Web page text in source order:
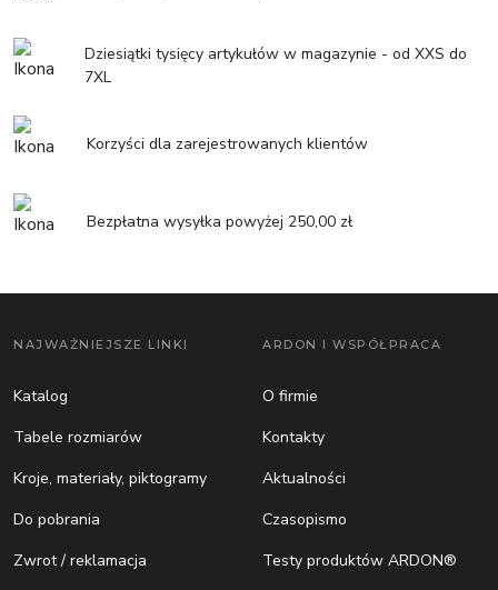
Dziesiątki tysięcy artykułów w magazynie - od XXS do
7XL
Korzyści dla zarejestrowanych klientów
Bezpłatna wysyłka powyżej 250,00 zł
NAJWAŻNIEJSZE LINKI
Katalog
Tabele rozmiarów
Kroje, materiały, piktogramy
Do pobrania
Zwrot / reklamacja
ARDON I WSPÓŁPRACA
O firmie
Kontakty
Aktualności
Czasopismo
Testy produktów ARDON®